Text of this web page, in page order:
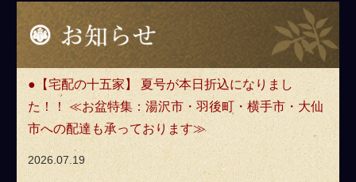
お
知
ら
【宅配の十五家】 夏号が本日折込になりまし
た！！ ≪お盆特集：湯沢市・羽後町・横手市・大仙
市への配達も承っております≫
2026.07.19